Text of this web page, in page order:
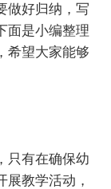
做好归纳，写
面是小编整理
希望大家能够
只有在确保幼
展教学活动，